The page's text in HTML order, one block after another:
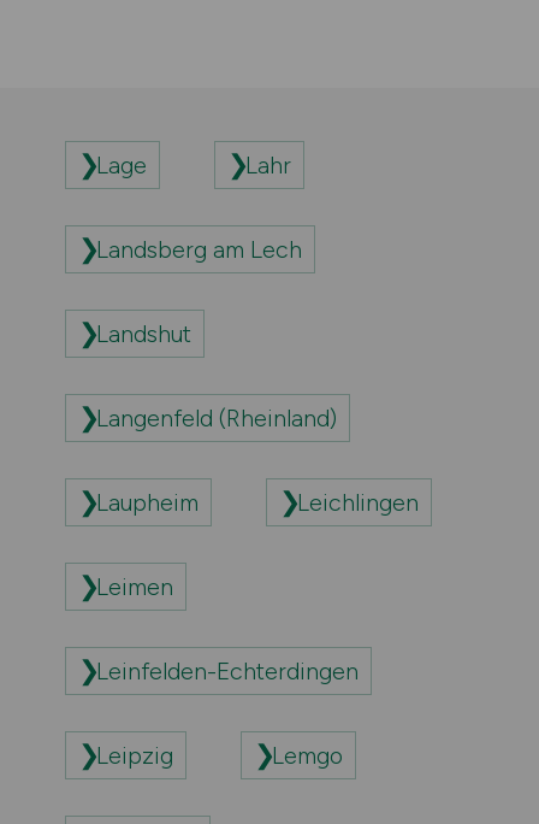
Lage Lahr
Landsberg am Lech
Landshut
Langenfeld (Rheinland)
Laupheim Leichlingen
Leimen
Leinfelden-Echterdingen
Leipzig Lemgo